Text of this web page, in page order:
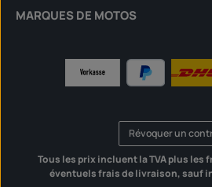
MARQUES DE MOTOS
Révoquer un
Tous les prix incluent la TVA plus les
éventuels frais de livraison, sauf